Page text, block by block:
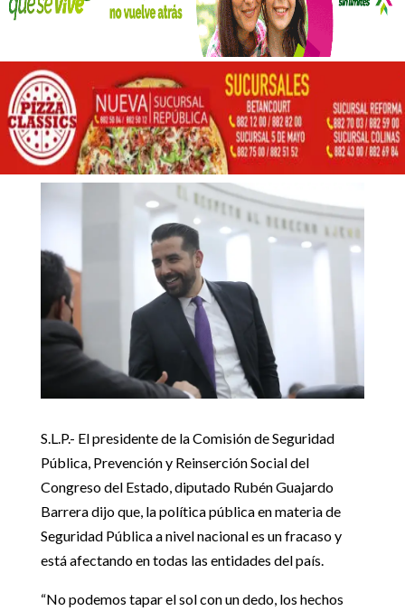
CONGRESO
LA POLÍTICA PÚBLICA A NIVEL NACIONAL ES UN FRACASO:
DIP. RUBÉN GUAJARDO BARRERA
LA POLÍTICA PÚBLICA A
NIVEL NACIONAL ES UN
FRACASO: DIP. RUBÉN
GUAJARDO BARRERA
CONGRESO
29 septiembre, 2022
S.L.P.- El presidente de la Comisión de Seguridad
Pública, Prevención y Reinserción Social del
Congreso del Estado, diputado Rubén Guajardo
Barrera dijo que, la política pública en materia de
Seguridad Pública a nivel nacional es un fracaso y
está afectando en todas las entidades del país.
“No podemos tapar el sol con un dedo, los hechos